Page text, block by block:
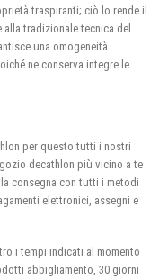
traspiranti; ciò lo rende il
tradizionale tecnica del
una omogeneità
ne conserva integre le
per questo tutti i nostri
decathlon più vicino a te
consegna con tutti i metodi
elettronici, assegni e
i tempi indicati al momento
abbigliamento, 30 giorni